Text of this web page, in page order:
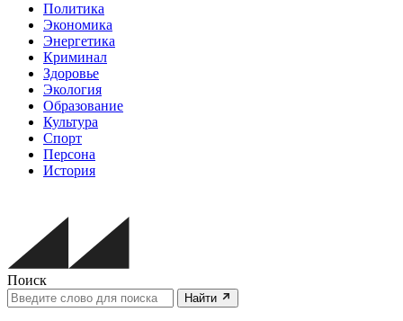
Политика
Экономика
Энергетика
Криминал
Здоровье
Экология
Образование
Культура
Спорт
Персона
История
Поиск
Найти